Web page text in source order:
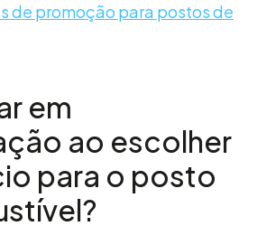
de promoção para postos de
em
ao escolher
para o posto